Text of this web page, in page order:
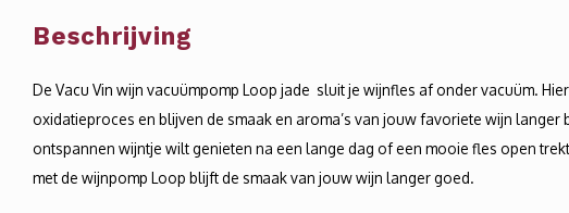
Beschrijving
De Vacu Vin wijn vacuümpomp Loop jade sluit je wijnfles af onder vacuüm.
oxidatieproces en blijven de smaak en aroma’s van jouw favoriete wijn langer
ontspannen wijntje wilt genieten na een lange dag of een mooie fles open
met de wijnpomp Loop blijft de smaak van jouw wijn langer goed.